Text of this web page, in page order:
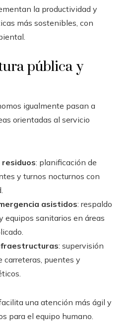
la productividad y
más sostenibles, con
pública y
igualmente pasan a
orientadas al servicio
residuos: planificación de
y turnos nocturnos con
asistidos: respaldo
equipos sanitarios en áreas
: supervisión
carreteras, puentes y
una atención más ágil y
para el equipo humano.